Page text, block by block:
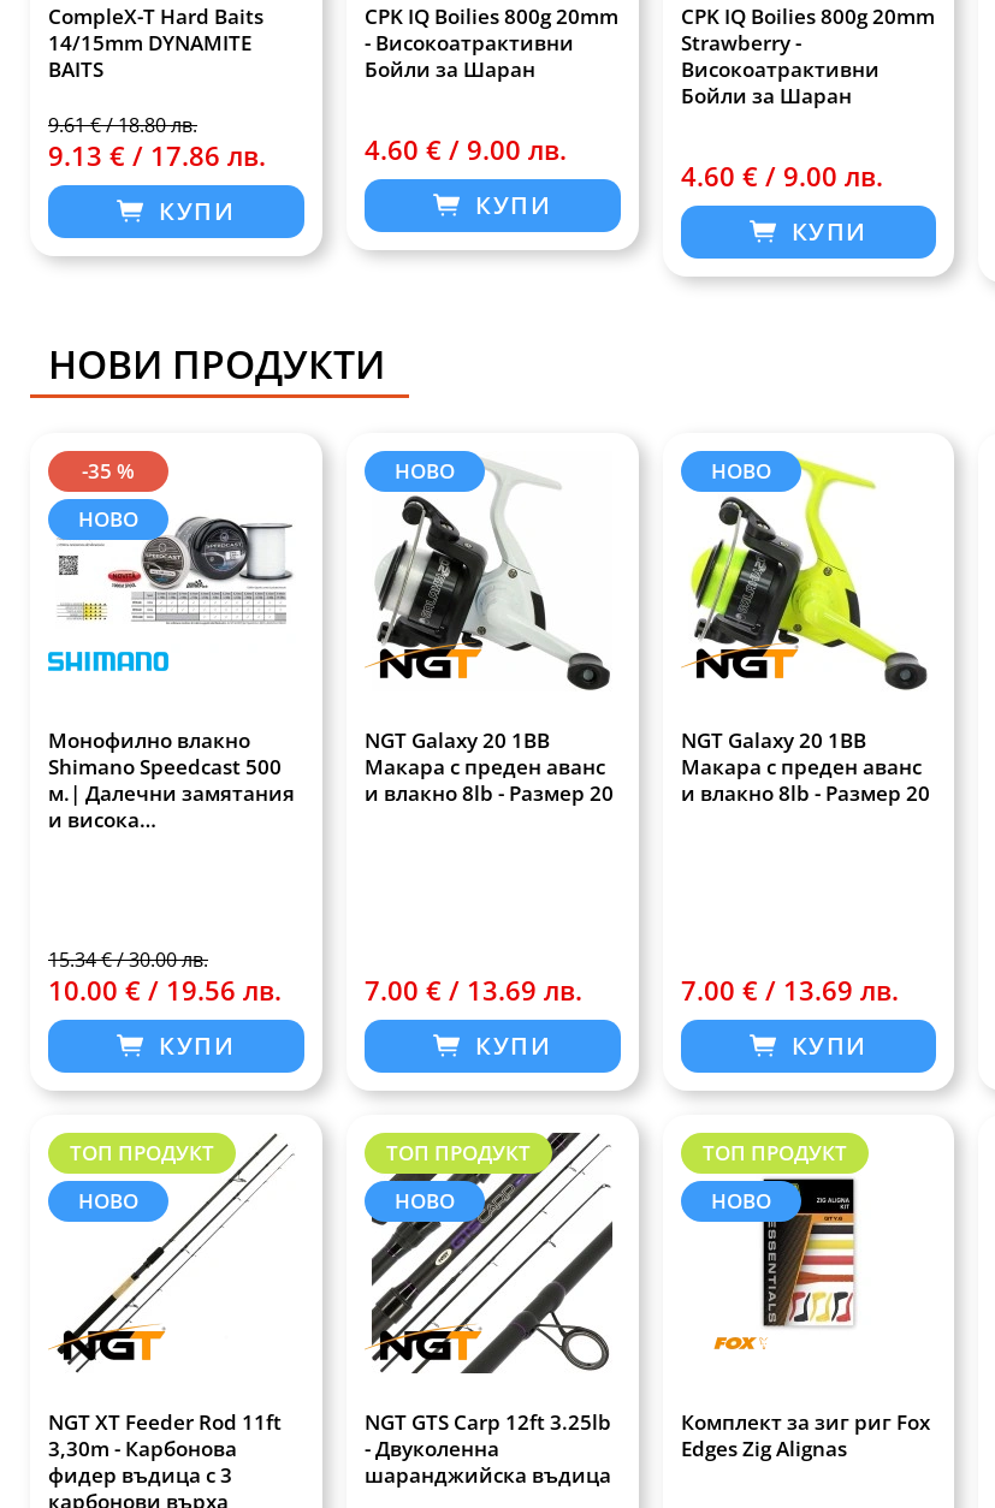
CompleX-T Hard Baits
14/15mm DYNAMITE
BAITS
9.61 € / 18.80 лв.
9.13 € / 17.86 лв.
КУПИ
CPK IQ Boilies 800g 20mm
- Високоатрактивни
Бойли за Шаран
4.60 € / 9.00 лв.
КУПИ
CPK IQ Boilies 800g 20mm
Strawberry -
Високоатрактивни
Бойли за Шаран
4.60 € / 9.00 лв.
КУПИ
НОВИ ПРОДУКТИ
-35 %
НОВО
Монофилно влакно
Shimano Speedcast 500
м.| Далечни замятания
и висока
15.34 € / 30.00 лв.
10.00 € / 19.56 лв.
КУПИ
НОВО
NGT Galaxy 20 1BB
Макара с преден аванс
и влакно 8lb - Размер 20
7.00 € / 13.69 лв.
КУПИ
НОВО
NGT Galaxy 20 1BB
Макара с преден аванс
и влакно 8lb - Размер 20
7.00 € / 13.69 лв.
КУПИ
ТОП ПРОДУКТ
НОВО
NGT XT Feeder Rod 11ft
3,30m - Карбонова
фидер въдица с 3
карбонови върха
ТОП ПРОДУКТ
НОВО
NGT GTS Carp 12ft 3.25lb
- Двуколенна
шаранджийска въдица
ТОП ПРОДУКТ
НОВО
Комплект за зиг риг Fox
Edges Zig Alignas